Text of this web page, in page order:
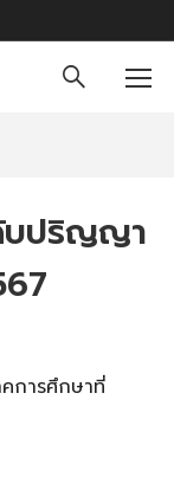
บปริญญา
การศึกษาที่